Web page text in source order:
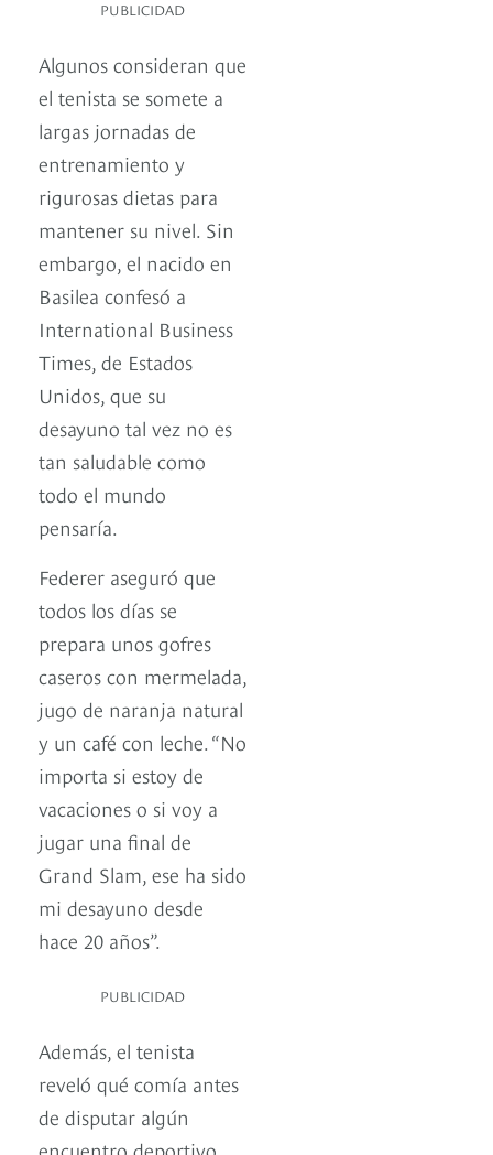
PUBLICIDAD
Algunos consideran que
el tenista se somete a
largas jornadas de
entrenamiento y
rigurosas dietas para
mantener su nivel. Sin
embargo, el nacido en
Basilea confesó a
International Business
Times, de Estados
Unidos, que su
desayuno tal vez no es
tan saludable como
todo el mundo
pensaría.
Federer aseguró que
todos los días se
prepara unos gofres
caseros con mermelada,
jugo de naranja natural
y un café con leche. “No
importa si estoy de
vacaciones o si voy a
jugar una final de
Grand Slam, ese ha sido
mi desayuno desde
hace 20 años”.
PUBLICIDAD
Además, el tenista
reveló qué comía antes
de disputar algún
encuentro deportivo.